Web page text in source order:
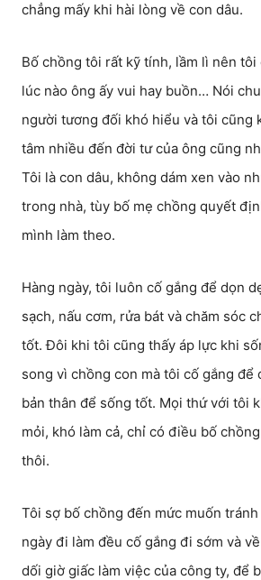
chẳng mấy khi hài lòng về con dâu.
Bố chồng tôi rất kỹ tính, lầm lì nên
lúc nào ông ấy vui hay buồn… Nói
người tương đối khó hiểu và tôi cũng
tâm nhiều đến đời tư của ông cũng
Tôi là con dâu, không dám xen vào
trong nhà, tùy bố mẹ chồng quyết
mình làm theo.
Hàng ngày, tôi luôn cố gắng để dọn
sạch, nấu cơm, rửa bát và chăm sóc
tốt. Đôi khi tôi cũng thấy áp lực khi
song vì chồng con mà tôi cố gắng để
bản thân để sống tốt. Mọi thứ với tôi
mỏi, khó làm cả, chỉ có điều bố
thôi.
Tôi sợ bố chồng đến mức muốn
ngày đi làm đều cố gắng đi sớm và
dối giờ giấc làm việc của công ty, để